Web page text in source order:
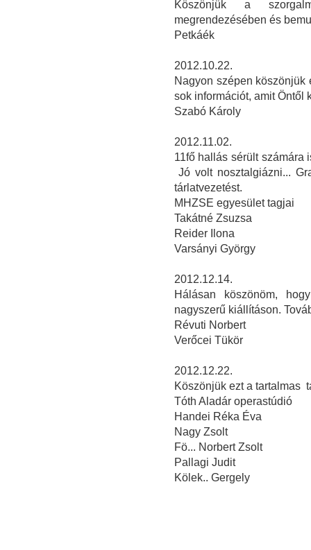
Köszönjük a
megrendezésében és
Petkáék
2012.10.22.
Nagyon szépen
sok információt, amit
Szabó Károly
2012.11.02.
11fő hallás sérült számára
Jó volt nosztalgiázni...
tárlatvezetést.
MHZSE egyesület tagjai
Takátné Zsuzsa
Reider Ilona
Varsányi György
2012.12.14.
Hálásan köszönöm,
nagyszerű kiállításon.
Révuti Norbert
Verőcei Tükör
2012.12.22.
Köszönjük ezt a tartalmas
Tóth Aladár operastúdió
Handei Réka Éva
Nagy Zsolt
Fö... Norbert Zsolt
Pallagi Judit
Kölek.. Gergely